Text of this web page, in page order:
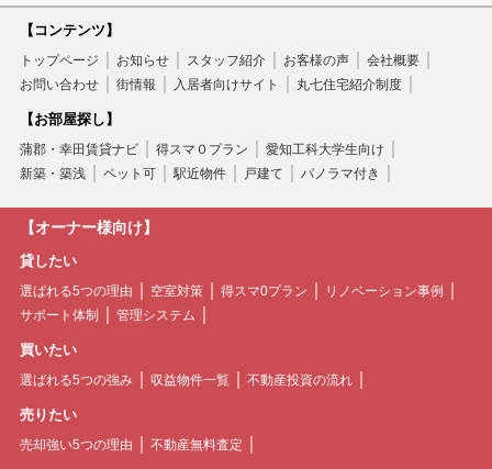
【コンテンツ】
トップページ お知らせ スタッフ紹介 お客様の声
会社概要
お問い合わせ
街情報 入居者向けサイト 丸七住宅紹介制度
【お部屋探し】
蒲郡・幸田賃貸ナビ 得スマ０プラン
愛知工科大学生向け
新築・築浅
ペット可 駅近物件 戸建て パノラマ付き
【オーナー様向け】
貸したい
選ばれる5つの理由 空室対策 得スマ0プラン
リノベーション事例
サポート体制
管理システム
買いたい
選ばれる5つの強み 収益物件一覧 不動産投資の流れ
売りたい
売却強い5つの理由 不動産無料査定